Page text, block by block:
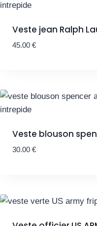
Veste jean Ralph
45.00 €
Veste blouson
30.00 €